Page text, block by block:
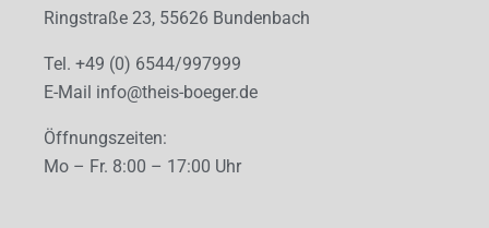
Ringstraße 23, 55626 Bundenbach
Tel. +49 (0) 6544/997999
E-Mail info@theis-boeger.de
Öffnungszeiten:
Mo – Fr. 8:00 – 17:00 Uhr